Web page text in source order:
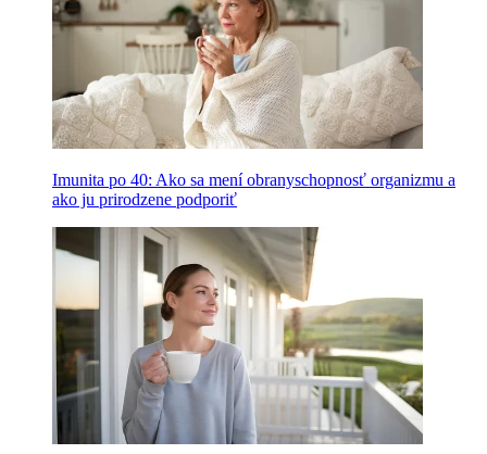
Imunita po 40: Ako sa mení obranyschopnosť organizmu a
ako ju prirodzene podporiť